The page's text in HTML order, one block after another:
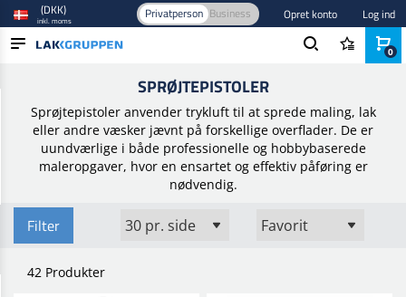
BRANCHER
MÆRKER
NYHEDER
(DKK)
inkl. moms Privatperson Business Opret konto Log ind
SPRØJTEPISTOLER
Sprøjtepistoler anvender trykluft til at sprede maling, lak
eller andre væsker jævnt på forskellige overflader. De er
uundværlige i både professionelle og hobbybaserede
maleropgaver, hvor en ensartet og effektiv påføring er
nødvendig.
Filter
42 Produkter
0